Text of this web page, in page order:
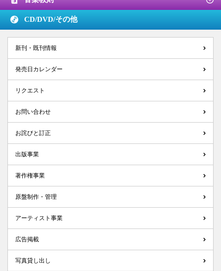
CD/DVD/その他
新刊・既刊情報
発売日カレンダー
リクエスト
お問い合わせ
お詫びと訂正
出版事業
著作権事業
原盤制作・管理
アーティスト事業
広告掲載
写真貸し出し